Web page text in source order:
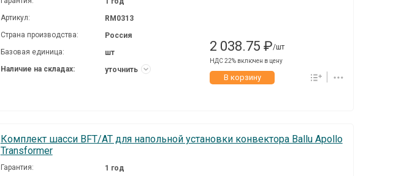
Артикул:
RM0313
Страна производства:
Россия
Базовая единица:
шт
Наличие на складах:
уточнить
2 038.75 ₽/шт
НДС 22% включен в цену
В корзину
Комплект шасси BFT/AT для напольной установки конвектора Ballu Apollo
Transformer
Гарантия:
1 год